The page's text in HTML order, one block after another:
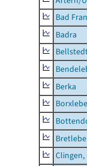
Bad
Badra
Berka